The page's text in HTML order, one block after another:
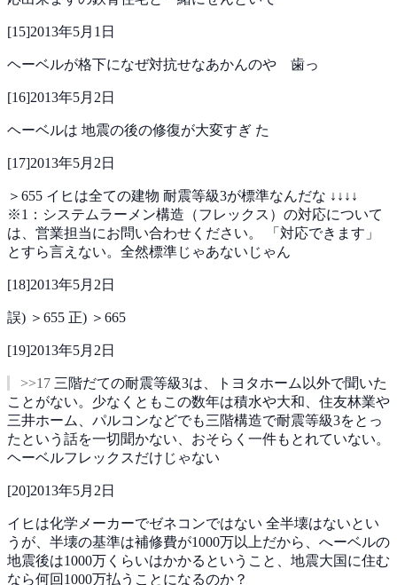
[15]2013年5月1日
ヘーベルが格下になぜ対抗せなあかんのや 歯っ
[16]2013年5月2日
ヘーベルは 地震の後の修復が大変すぎ た
[17]2013年5月2日
＞655 イヒは全ての建物 耐震等級3が標準なんだな ↓↓↓↓
※1：システムラーメン構造（フレックス）の対応について
は、営業担当にお問い合わせください。
「対応できます」
とすら言えない。全然標準じゃあないじゃん
[18]2013年5月2日
誤) ＞655 正) ＞665
[19]2013年5月2日
>>17 三階だての耐震等級3は、トヨタホーム以外で聞いた
ことがない。少なくともこの数年は積水や大和、住友林業や
三井ホーム、パルコンなどでも三階構造で耐震等級3をとっ
たという話を一切聞かない、おそらく一件もとれていない。
ヘーベルフレックスだけじゃない
[20]2013年5月2日
イヒは化学メーカーでゼネコンではない 全半壊はないとい
うが、半壊の基準は補修費が1000万以上だから、へーベルの
地震後は1000万くらいはかかるということ、地震大国に住む
なら何回1000万払うことになるのか？